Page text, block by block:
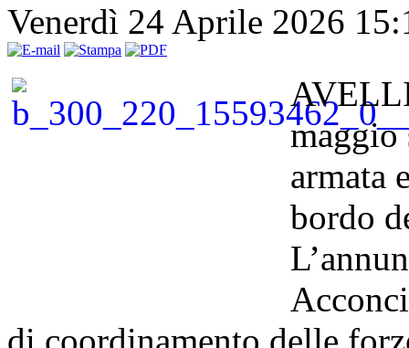
Venerdì 24 Aprile 2026
armata
bordo
di coordinamento delle